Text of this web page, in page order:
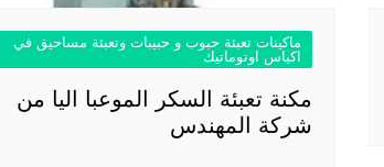
ماكينات تعبئة حبوب و حبيبات وتعبئة مساحيق في
اكياس اوتوماتيك
مكنة تعبئة السكر الموعبا اليا من
شركة المهندس